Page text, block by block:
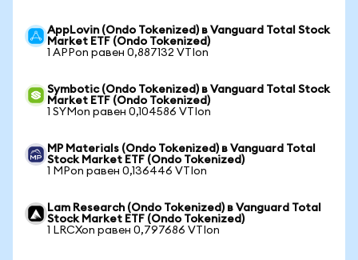
AppLovin (Ondo Tokenized) в Vanguard Total Stock
Market ETF (Ondo Tokenized)
1 APPon равен 0,887132 VTIon
Symbotic (Ondo Tokenized) в Vanguard Total Stock
Market ETF (Ondo Tokenized)
1 SYMon равен 0,104586 VTIon
MP Materials (Ondo Tokenized) в Vanguard Total
Stock Market ETF (Ondo Tokenized)
1 MPon равен 0,136446 VTIon
Lam Research (Ondo Tokenized) в Vanguard Total
Stock Market ETF (Ondo Tokenized)
1 LRCXon равен 0,797686 VTIon